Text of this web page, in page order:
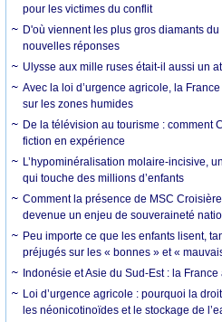
pour les victimes du conflit
D'où viennent les plus gros diamants
nouvelles réponses
Ulysse aux mille ruses était-il aussi un
Avec la loi d’urgence agricole, la
sur les zones humides
De la télévision au tourisme : comment
fiction en expérience
L’hypominéralisation molaire-incisive,
qui touche des millions d’enfants
Comment la présence de MSC
devenue un enjeu de souveraineté
Peu importe ce que les enfants lisent,
préjugés sur les « bonnes » et «
Indonésie et Asie du Sud-Est : la
Loi d’urgence agricole : pourquoi la
les néonicotinoïdes et le stockage de